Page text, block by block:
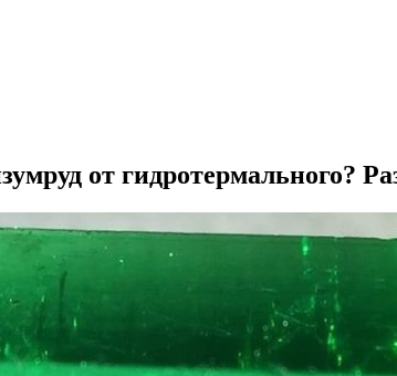
от гидротермального?